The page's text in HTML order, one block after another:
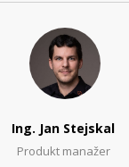
Ing. Jan Stejskal
Produkt manažer